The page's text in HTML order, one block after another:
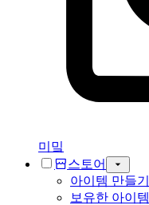
미밐
스토어
아이템 만들기
보유한 아이템